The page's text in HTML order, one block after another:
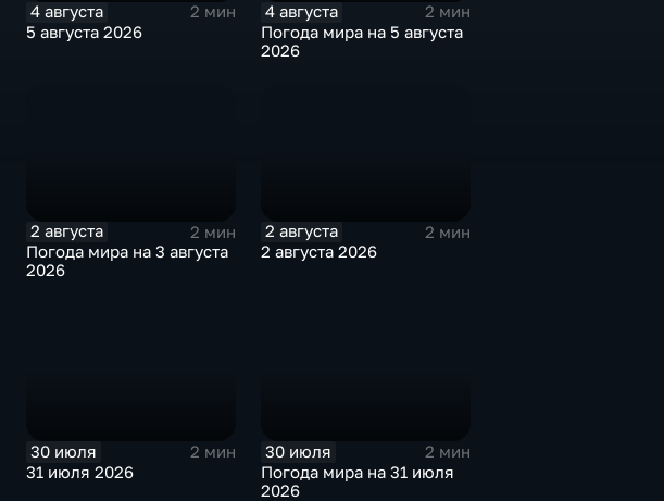
4 августа
2 мин
5 августа 2026
4 августа
2 мин
Погода мира на 5 августа
2026
2 августа
2 мин
Погода мира на 3 августа
2026
2 августа
2 мин
2 августа 2026
30 июля
2 мин
31 июля 2026
30 июля
2 мин
Погода мира на 31 июля
2026